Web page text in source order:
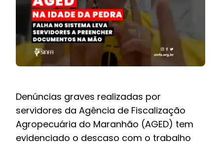
NOTÍCIAS
BARREIRAS
Denúncias graves realizadas por
servidores da Agência de Fiscalização
Agropecuária do Maranhão (AGED) tem
evidenciado o descaso com o trabalho